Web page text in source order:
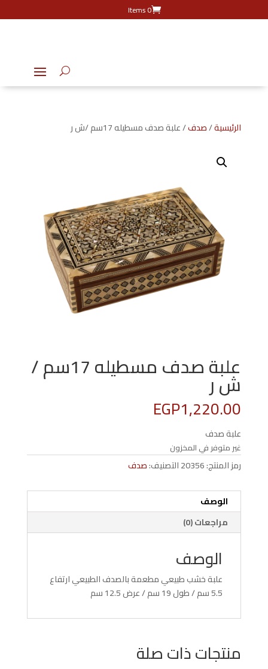
0 Items
الرئيسية/صدف/ علبة صدف مسطيله 17سم /ش ر
علبة صدف مسطيله 17سم /
ش ر
EGP1,220.00
علبة صدف
غير متوفر في المخزون
رمز المنتج:20356التصنيف:صدف
الوصف
مراجعات (0)
الوصف
علبة خشب طبيعي مطعمة بالصدف الطبيعي ارتفاع
5.5 سم / طول 19 سم / عرض 12.5 سم
منتجات ذات صلة